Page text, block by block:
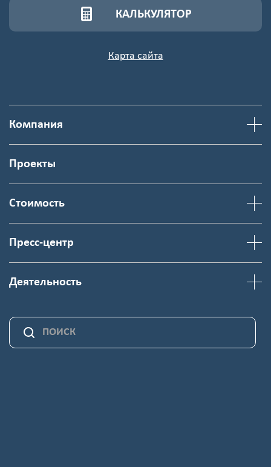
КАЛЬКУЛЯТОР
Карта сайта
Компания
Проекты
Стоимость
Пресс-центр
Деятельность